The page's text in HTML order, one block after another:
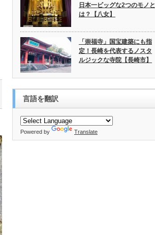
日本一ビッグな2つのモノと
は？【八女】
「崇福寺」国宝建築にも指
定！長崎を代表するノスタ
ルジックな寺院【長崎市】
言語を翻訳
Powered by Translate